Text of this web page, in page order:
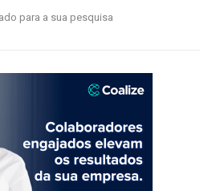
para a sua pesquisa